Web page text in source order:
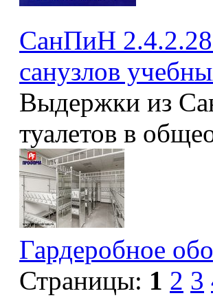
СанПиН
санузлов
Выдержки из
туалетов в
Гардеробное
Страницы: 1 2 3